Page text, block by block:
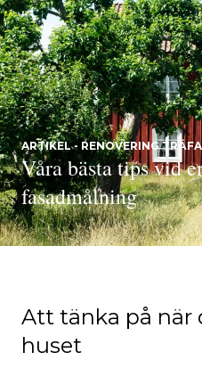
Att tänka på när
huset
ARTIKEL - RENOVERING
Våra bästa tips vid
fasadmålning